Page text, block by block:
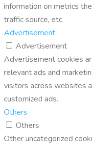
information on metrics
traffic source, etc.
Advertisement
Advertisement
Advertisement cookies
relevant ads and
visitors across websites
customized ads.
Others
Others
Other uncategorized